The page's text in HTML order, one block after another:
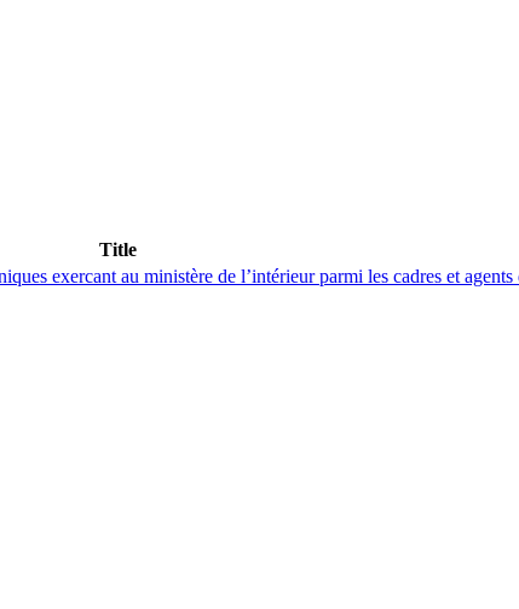
Title
exercant au ministère de l’intérieur parmi les cadres et